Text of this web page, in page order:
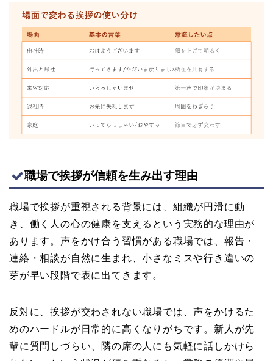
職場で挨拶が信頼を生み出す理由
職場で挨拶が重視される背景には、組織が円滑に動
き、働く人の心の健康を支えるという実務的な理由が
あります。声をかけ合う習慣がある職場では、報告・
連絡・相談が自然に生まれ、小さなミスや行き違いの
芽が早い段階で表に出てきます。
反対に、挨拶が交わされない職場では、声をかけるた
めのハードルが日常的に高くなりがちです。新人が先
輩に質問しづらい、隣の席の人にも気軽に話しかけら